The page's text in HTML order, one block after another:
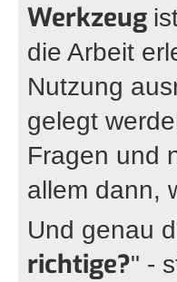
Werkzeug
die Arbeit
Nutzung
gelegt
Fragen und
allem dann,
Und genau
richtige?" -